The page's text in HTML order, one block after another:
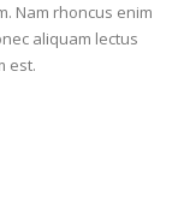
Nam rhoncus enim
aliquam lectus
est.